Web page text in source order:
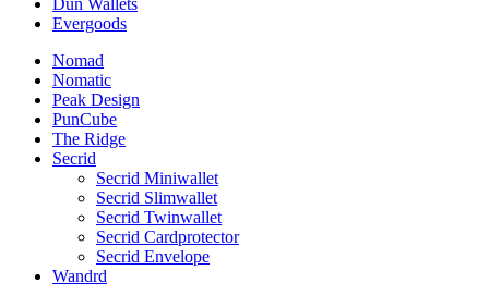
Dun Wallets
Evergoods
Nomad
Nomatic
Peak Design
PunCube
The Ridge
Secrid
Secrid Miniwallet
Secrid Slimwallet
Secrid Twinwallet
Secrid Cardprotector
Secrid Envelope
Wandrd